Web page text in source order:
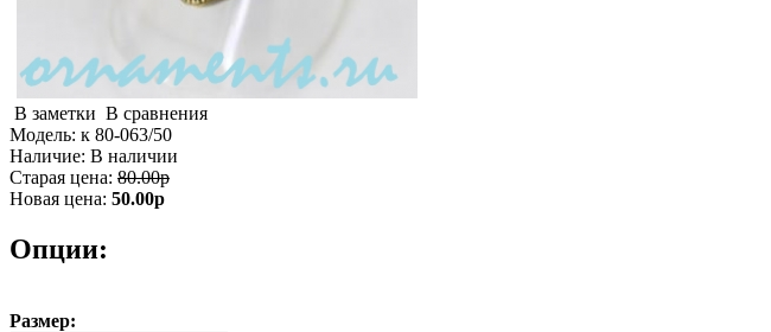
В заметки В сравнения
Модель: к 80-063/50
Наличие: В наличии
Старая цена: 80.00р
Новая цена: 50.00р
Опции:
Размер: